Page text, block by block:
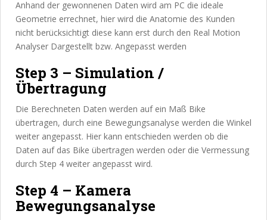
Anhand der gewonnenen Daten wird am PC die ideale
Geometrie errechnet, hier wird die Anatomie des Kunden
nicht berücksichtigt diese kann erst durch den Real Motion
Analyser Dargestellt bzw. Angepasst werden
Step 3 – Simulation /
Übertragung
Die Berechneten Daten werden auf ein Maß Bike
übertragen, durch eine Bewegungsanalyse werden die Winkel
weiter angepasst. Hier kann entschieden werden ob die
Daten auf das Bike übertragen werden oder die Vermessung
durch Step 4 weiter angepasst wird.
Step 4 – Kamera
Bewegungsanalyse